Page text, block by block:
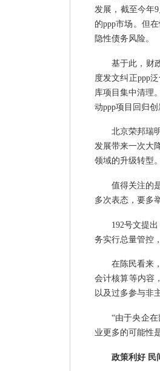
发展，截至今年
的ppp市场。但
隐性债务风险。
基于此，财
度发文纠正ppp
库项目集中清理
动ppp项目回归
北京荣邦瑞
发展带来一次大
领域的升级转型。
值得关注的
多次表态，要多
192号文提
务实行总量管控
在陈民看来
会计核算等内容
以及过多参与非
“由于央企
业更多的可能性
政策利好 民